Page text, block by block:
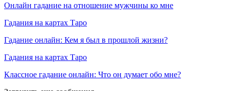
Онлайн гадание на отношение мужчины ко мне
Гадания на картах Таро
Гадание онлайн: Кем я был в прошлой жизни?
Гадания на картах Таро
Классное гадание онлайн: Что он думает обо мне?